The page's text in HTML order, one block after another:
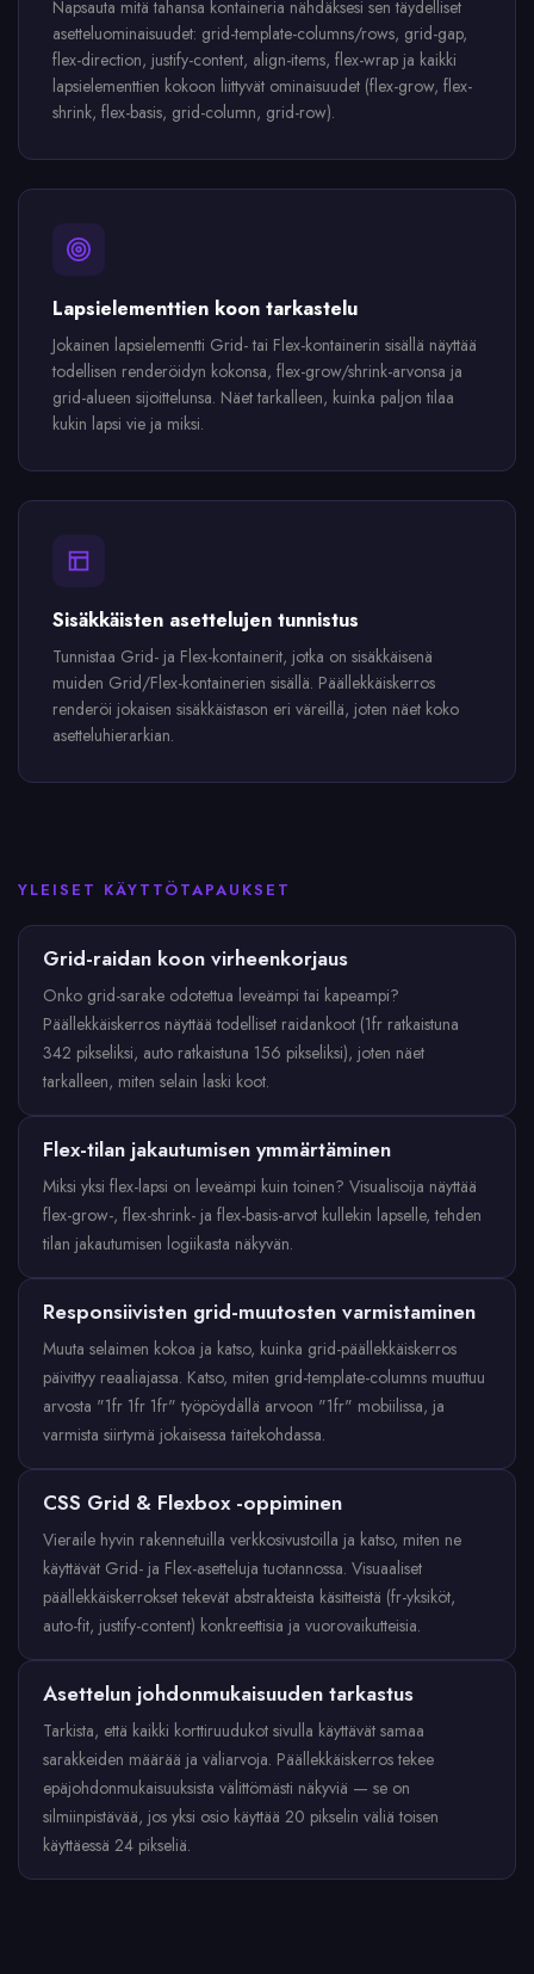
Napsauta mitä tahansa kontaineria nähdäksesi sen täydelliset
asetteluominaisuudet: grid-template-columns/rows, grid-gap,
flex-direction, justify-content, align-items, flex-wrap ja kaikki
lapsielementtien kokoon liittyvät ominaisuudet (flex-grow, flex-
shrink, flex-basis, grid-column, grid-row).
Lapsielementtien koon tarkastelu
Jokainen lapsielementti Grid- tai Flex-kontainerin sisällä näyttää
todellisen renderöidyn kokonsa, flex-grow/shrink-arvonsa ja
grid-alueen sijoittelunsa. Näet tarkalleen, kuinka paljon tilaa
kukin lapsi vie ja miksi.
Sisäkkäisten asettelujen tunnistus
Tunnistaa Grid- ja Flex-kontainerit, jotka on sisäkkäisenä
muiden Grid/Flex-kontainerien sisällä. Päällekkäiskerros
renderöi jokaisen sisäkkäistason eri väreillä, joten näet koko
asetteluhierarkian.
YLEISET KÄYTTÖTAPAUKSET
Grid-raidan koon virheenkorjaus
Onko grid-sarake odotettua leveämpi tai kapeampi?
Päällekkäiskerros näyttää todelliset raidankoot (1fr ratkaistuna
342 pikseliksi, auto ratkaistuna 156 pikseliksi), joten näet
tarkalleen, miten selain laski koot.
Flex-tilan jakautumisen ymmärtäminen
Miksi yksi flex-lapsi on leveämpi kuin toinen? Visualisoija näyttää
flex-grow-, flex-shrink- ja flex-basis-arvot kullekin lapselle, tehden
tilan jakautumisen logiikasta näkyvän.
Responsiivisten grid-muutosten varmistaminen
Muuta selaimen kokoa ja katso, kuinka grid-päällekkäiskerros
päivittyy reaaliajassa. Katso, miten grid-template-columns muuttuu
arvosta "1fr 1fr 1fr" työpöydällä arvoon "1fr" mobiilissa, ja
varmista siirtymä jokaisessa taitekohdassa.
CSS Grid & Flexbox -oppiminen
Vieraile hyvin rakennetuilla verkkosivustoilla ja katso, miten ne
käyttävät Grid- ja Flex-asetteluja tuotannossa. Visuaaliset
päällekkäiskerrokset tekevät abstrakteista käsitteistä (fr-yksiköt,
auto-fit, justify-content) konkreettisia ja vuorovaikutteisia.
Asettelun johdonmukaisuuden tarkastus
Tarkista, että kaikki korttiruudukot sivulla käyttävät samaa
sarakkeiden määrää ja väliarvoja. Päällekkäiskerros tekee
epäjohdonmukaisuuksista välittömästi näkyviä — se on
silmiinpistävää, jos yksi osio käyttää 20 pikselin väliä toisen
käyttäessä 24 pikseliä.